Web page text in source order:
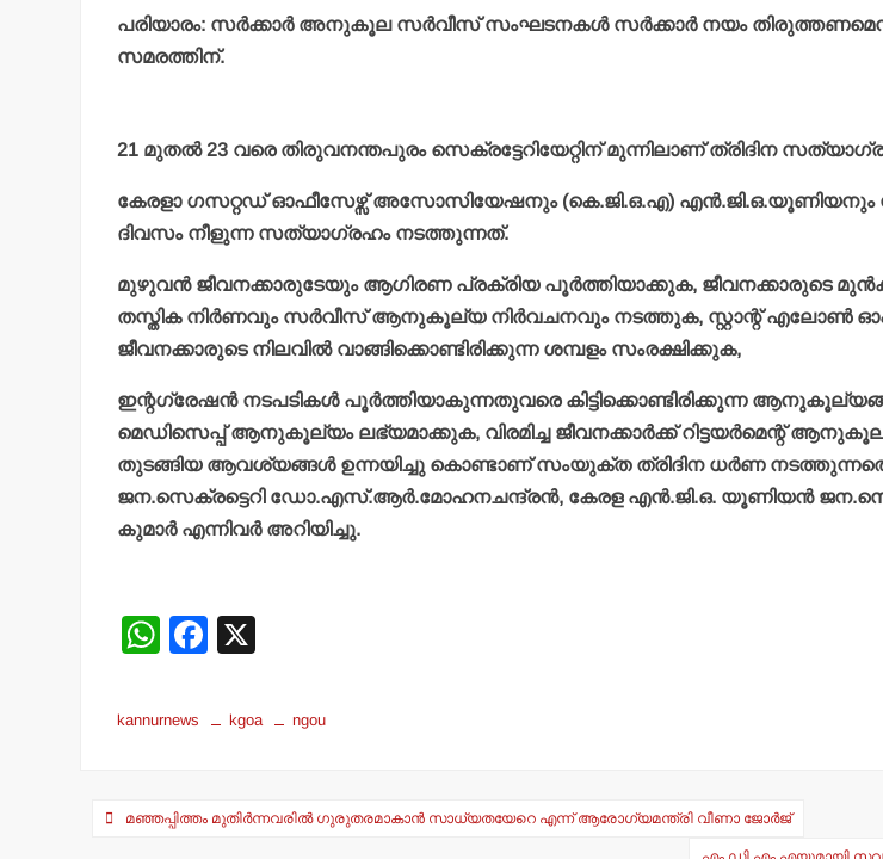
പരിയാരം: സര്‍ക്കാര്‍ അനുകൂല സര്‍വീസ് സംഘടനകള്‍ സര്‍ക്കാര്‍ നയം
സമരത്തിന്.
21 മുതല്‍ 23 വരെ തിരുവനന്തപുരം സെക്രട്ടേറിയേറ്റിന് മുന്നിലാണ് ത്രിദിന
കേരളാ ഗസറ്റഡ് ഓഫീസേഴ്സ് അസോസിയേഷനും (കെ.ജി.ഒ.എ) എന്‍.ജി.ഒ.യൂണിയനും
ദിവസം നീളുന്ന സത്യാഗ്രഹം നടത്തുന്നത്.
മുഴുവന്‍ ജീവനക്കാരുടേയും ആഗിരണ പ്രക്രിയ പൂര്‍ത്തിയാക്കുക, ജീവനക്കാരുടെ
തസ്തിക നിര്‍ണവും സര്‍വീസ് ആനുകൂല്യ നിര്‍വചനവും നടത്തുക, സ്റ്റാന്റ് എലോണ്‍
ജീവനക്കാരുടെ നിലവില്‍ വാങ്ങിക്കൊണ്ടിരിക്കുന്ന ശമ്പളം സംരക്ഷിക്കുക,
ഇന്റഗ്രേഷന്‍ നടപടികള്‍ പൂര്‍ത്തിയാകുന്നതുവരെ കിട്ടിക്കൊണ്ടിരിക്കുന്ന
മെഡിസെപ്പ് ആനുകൂല്യം ലഭ്യമാക്കുക, വിരമിച്ച ജീവനക്കാര്‍ക്ക് റിട്ടയര്‍മെന്റ്
തുടങ്ങിയ ആവശ്യങ്ങള്‍ ഉന്നയിച്ചു കൊണ്ടാണ് സംയുക്ത ത്രിദിന ധര്‍ണ
ജന.സെക്രട്ടെറി ഡോ.എസ്.ആര്‍.മോഹനചന്ദ്രന്‍, കേരള എന്‍.ജി.ഒ. യൂണിയന്‍
കുമാര്‍ എന്നിവര്‍ അറിയിച്ചു.
W
at
p
F
o
kannurnews kgoa ngou
Postമഞ്ഞപ്പിത്തം മുതിര്‍ന്നവരില്‍ ഗുരുതരമാകാന്‍ സാധ്യതയേറെ എന്ന് ആരോഗ്യമന്ത്രി വീണാ ജോര്‍ജ്